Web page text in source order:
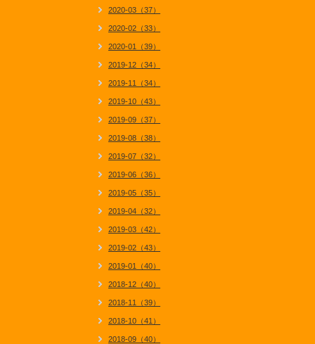
2020-03（37）
2020-02（33）
2020-01（39）
2019-12（34）
2019-11（34）
2019-10（43）
2019-09（37）
2019-08（38）
2019-07（32）
2019-06（36）
2019-05（35）
2019-04（32）
2019-03（42）
2019-02（43）
2019-01（40）
2018-12（40）
2018-11（39）
2018-10（41）
2018-09（40）